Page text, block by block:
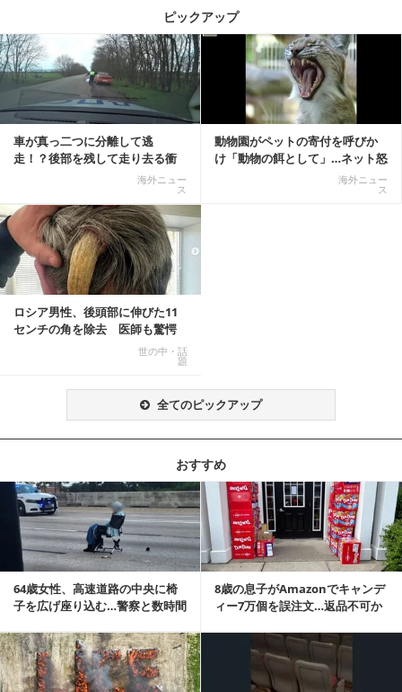
ピックアップ
車が真っ二つに分離して逃
走！？後部を残して走り去る衝
海外ニュー
ス
動物園がペットの寄付を呼びか
け「動物の餌として」…ネット怒
海外ニュー
ス
記事を読む
ロシア男性、後頭部に伸びた11
センチの角を除去 医師も驚愕
世の中・話
題
全てのピックアップ
おすすめ
64歳女性、高速道路の中央に椅
子を広げ座り込む…警察と数時間
8歳の息子がAmazonでキャンデ
ィー7万個を誤注文…返品不可か
記事を読む
記事を読む